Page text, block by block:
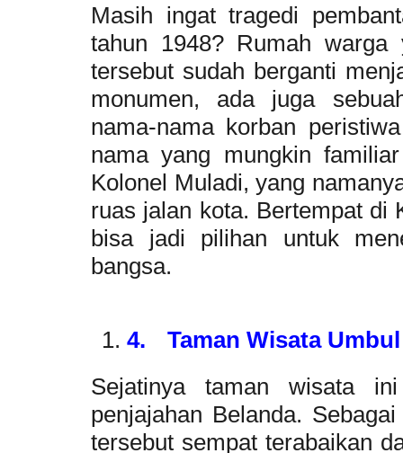
Masih ingat tragedi
tahun 1948? Rumah
tersebut sudah berganti
monumen, ada juga
nama-nama korban
nama yang mungkin
Kolonel Muladi, yang
ruas jalan kota. Bertempat di
bisa jadi pilihan untuk
bangsa.
4.
Taman Wisata Umbul
Sejatinya taman wisata
penjajahan Belanda.
tersebut sempat terabaikan